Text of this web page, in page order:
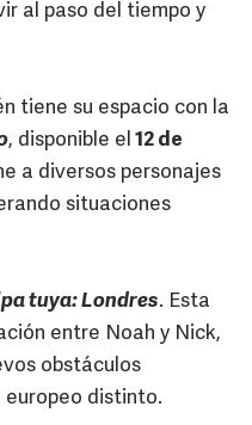
al paso del tiempo y
tiene su espacio con la
, disponible el 12 de
a diversos personajes
situaciones
tuya: Londres. Esta
entre Noah y Nick,
obstáculos
europeo distinto.